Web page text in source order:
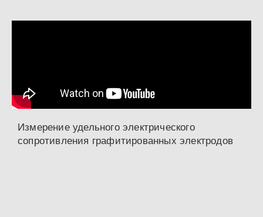
Измерение удельного электрического
сопротивления графитированных электродов